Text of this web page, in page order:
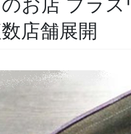
お店 プラ
店舗展開